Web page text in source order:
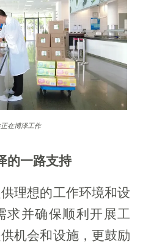
在博泽工作
的一路支持
理想的工作环境和设
求并确保顺利开展工
机会和设施，更鼓励